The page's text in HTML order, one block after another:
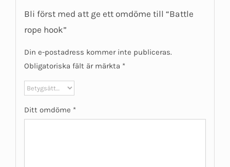
Bli först med att ge ett omdöme till “Battle
rope hook”
Din e-postadress kommer inte publiceras.
Obligatoriska fält är märkta *
Ditt omdöme *